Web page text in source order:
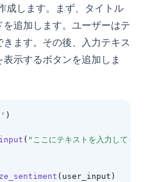
成します。まず、タイトル
追加します。ユーザーはテ
ます。その後、入力テキス
示するボタンを追加しま
' )
( "ここにテキストを入力してく
(user_input)